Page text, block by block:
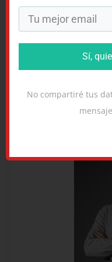
Arizonay el siempre
Estados Unidos?
Buen aprendizaje,
Daniel.
Sí,
No compartiré tus